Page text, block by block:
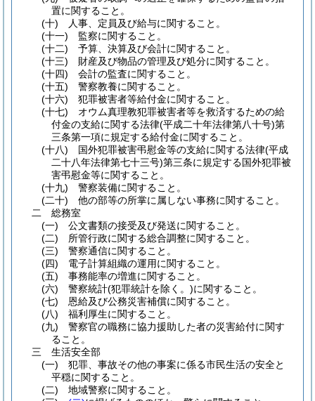
置に関すること。
(十)
人事、定員及び給与に関すること。
(十一)
監察に関すること。
(十二)
予算、決算及び会計に関すること。
(十三)
財産及び物品の管理及び処分に関すること。
(十四)
会計の監査に関すること。
(十五)
警察教養に関すること。
(十六)
犯罪被害者等給付金に関すること。
(十七)
オウム真理教犯罪被害者等を救済するための給
付金の支給に関する法律(平成二十年法律第八十号)第
三条第一項に規定する給付金に関すること。
(十八)
国外犯罪被害弔慰金等の支給に関する法律(平成
二十八年法律第七十三号)第三条に規定する国外犯罪被
害弔慰金等に関すること。
(十九)
警察装備に関すること。
(二十)
他の部等の所掌に属しない事務に関すること。
二
総務室
(一)
公文書類の接受及び発送に関すること。
(二)
所管行政に関する総合調整に関すること。
(三)
警察通信に関すること。
(四)
電子計算組織の運用に関すること。
(五)
事務能率の増進に関すること。
(六)
警察統計(犯罪統計を除く。)に関すること。
(七)
恩給及び公務災害補償に関すること。
(八)
福利厚生に関すること。
(九)
警察官の職務に協力援助した者の災害給付に関す
ること。
三
生活安全部
(一)
犯罪、事故その他の事案に係る市民生活の安全と
平穏に関すること。
(二)
地域警察に関すること。